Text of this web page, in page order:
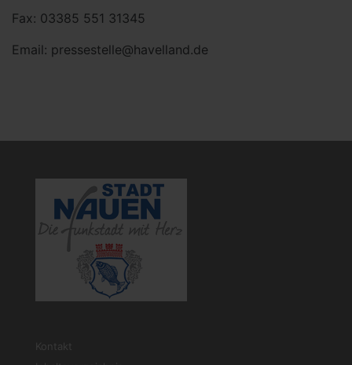
Fax: 03385 551 31345
Email: pressestelle@havelland.de
Kontakt